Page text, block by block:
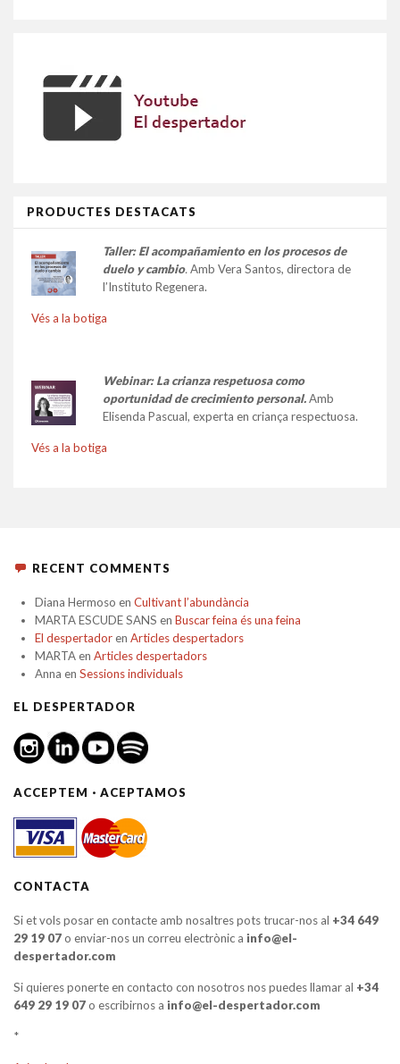
PRODUCTES DESTACATS
Taller: El acompañamiento en los procesos de
duelo y cambio.Amb Vera Santos, directora de
l’Instituto Regenera.
Vés a la botiga
Webinar: La crianza respetuosa como
oportunidad de crecimiento personal.Amb
Elisenda Pascual, experta en criança respectuosa.
Vés a la botiga
RECENT COMMENTS
Diana Hermoso en Cultivant l’abundància
MARTA ESCUDE SANS en Buscar feina és una feina
El despertadoren Articles despertadors
MARTAen Articles despertadors
Anna en Sessions individuals
EL DESPERTADOR
ACCEPTEM · ACEPTAMOS
CONTACTA
Si et vols posar en contacte amb nosaltres pots trucar-nos al +34 649
29 19 07o enviar-nos un correu electrònic a info@el-
despertador.com
Si quieres ponerte en contacto con nosotros nos puedes llamar al +34
649 29 19 07o escribirnos a info@el-despertador.com
*